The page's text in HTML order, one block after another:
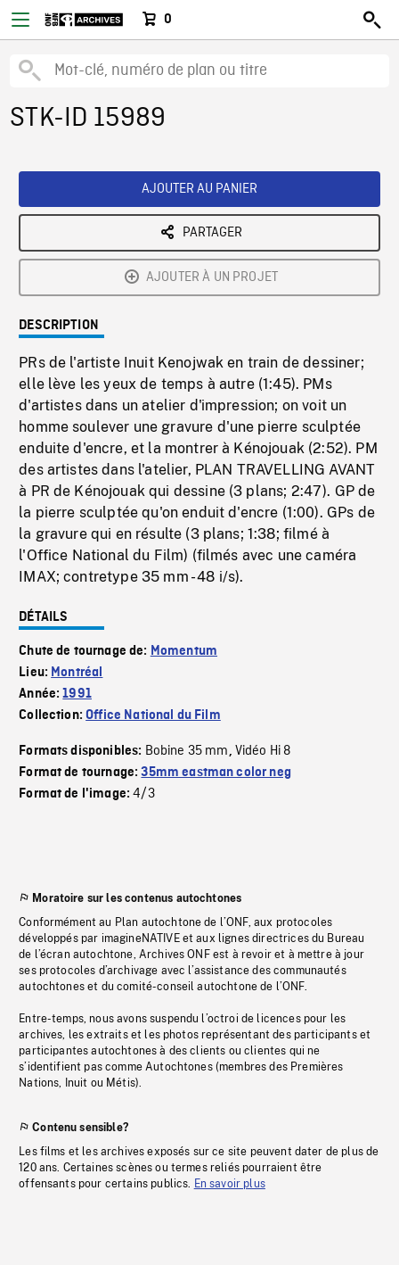
0
STK-ID 15989
AJOUTER AU PANIER
PARTAGER
AJOUTER À UN PROJET
DESCRIPTION
PRs de l'artiste Inuit Kenojwak en train de dessiner;
elle lève les yeux de temps à autre (1:45). PMs
d'artistes dans un atelier d'impression; on voit un
homme soulever une gravure d'une pierre sculptée
enduite d'encre, et la montrer à Kénojouak (2:52). PM
des artistes dans l'atelier, PLAN TRAVELLING AVANT
à PR de Kénojouak qui dessine (3 plans; 2:47). GP de
la pierre sculptée qu'on enduit d'encre (1:00). GPs de
la gravure qui en résulte (3 plans; 1:38; filmé à
l'Office National du Film) (filmés avec une caméra
IMAX; contretype 35 mm - 48 i/s).
DÉTAILS
Chute de tournage de: Momentum
Lieu: Montréal
Année:1991
Collection:Office National du Film
Formats disponibles: Bobine 35 mm, Vidéo Hi 8
Format de tournage:35mm eastman color neg
Format de l'image:4/3
Moratoire sur les contenus autochtones
Conformément au Plan autochtone de l’ONF, aux protocoles
développés par imagineNATIVE et aux lignes directrices du Bureau
de l’écran autochtone, Archives ONF est à revoir et à mettre à jour
ses protocoles d’archivage avec l’assistance des communautés
autochtones et du comité-conseil autochtone de l’ONF.
Entre-temps, nous avons suspendu l’octroi de licences pour les
archives, les extraits et les photos représentant des participants et
participantes autochtones à des clients ou clientes qui ne
s’identifient pas comme Autochtones (membres des Premières
Nations, Inuit ou Métis).
Contenu sensible?
Les films et les archives exposés sur ce site peuvent dater de plus de
120 ans. Certaines scènes ou termes reliés pourraient être
offensants pour certains publics. En savoir plus